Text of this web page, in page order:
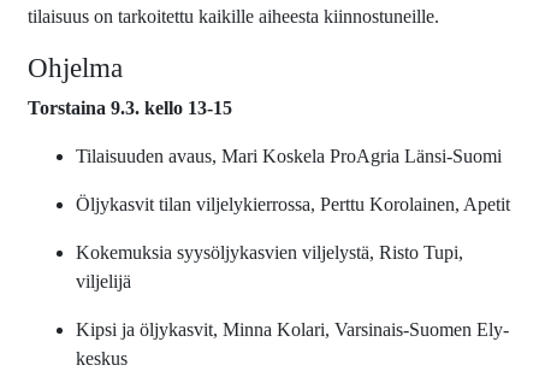
tilaisuus on tarkoitettu kaikille aiheesta kiinnostuneille.
Ohjelma
Torstaina 9.3. kello 13-15
Tilaisuuden avaus, Mari Koskela ProAgria Länsi-Suomi
Öljykasvit tilan viljelykierrossa, Perttu Korolainen, Apetit
Kokemuksia syysöljykasvien viljelystä, Risto Tupi,
viljelijä
Kipsi ja öljykasvit, Minna Kolari, Varsinais-Suomen Ely-
keskus